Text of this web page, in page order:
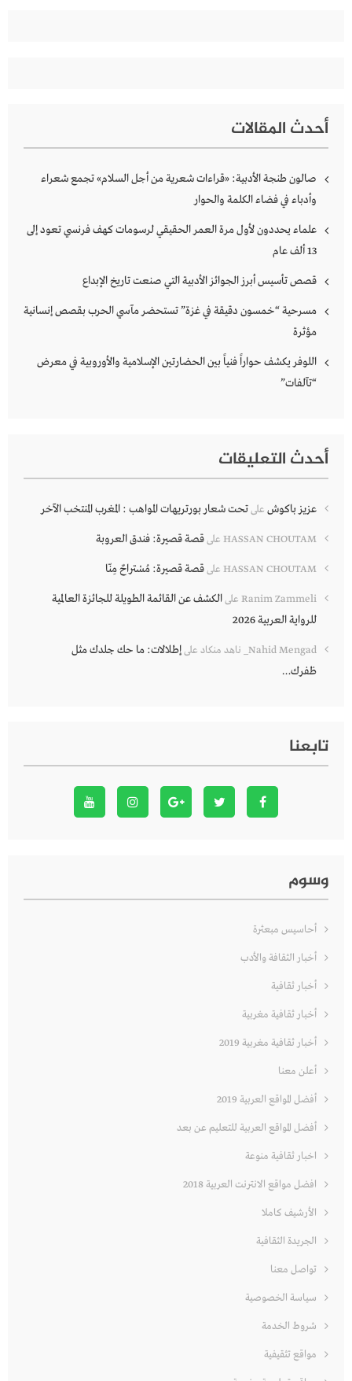
أحدث المقالات
صالون طنجة الأدبية: «قراءات شعرية من أجل السلام» تجمع شعراء
وأدباء في فضاء الكلمة والحوار
علماء يحددون لأول مرة العمر الحقيقي لرسومات كهف فرنسي تعود إلى
13 ألف عام
قصص تأسيس أبرز الجوائز الأدبية التي صنعت تاريخ الإبداع
مسرحية “خمسون دقيقة في غزة” تستحضر مآسي الحرب بقصص إنسانية
مؤثرة
اللوفر يكشف حواراً فنياً بين الحضارتين الإسلامية والأوروبية في معرض
“تآلفات”
أحدث التعليقات
عزيز باكوش علىتحت شعار بورتريهات المواهب : المغرب المنتخب الآخر
HASSAN CHOUTAM علىقصة قصيرة: فندق العروبة
HASSAN CHOUTAM علىقصة قصيرة: مُسْتراحٌ مِنّا
Ranim Zammeli علىالكشف عن القائمة الطويلة للجائزة العالمية
للرواية العربية 2026
Nahid Mengad_ ناهد منكاد علىإطلالات: ما حك جلدك مثل
ظفرك…
تابعنا
وسوم
أحاسيس مبعثرة
أخبار الثقافة والأدب
أخبار ثقافية
أخبار ثقافية مغربية
أخبار ثقافية مغربية 2019
أعلن معنا
أفضل المواقع العربية 2019
أفضل المواقع العربية للتعليم عن بعد
اخبار ثقافية منوعة
افضل مواقع الانترنت العربية 2018
الأرشيف كاملا
الجريدة الثقافية
تواصل معنا
سياسة الخصوصية
شروط الخدمة
مواقع تثقيفية